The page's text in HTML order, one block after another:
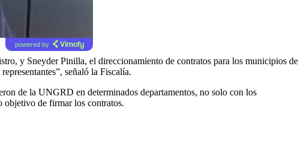
powered by
y Sneyder Pinilla, el direccionamiento de contratos para los municipios de
señaló la Fiscalía.
de la UNGRD en determinados departamentos, no solo con los
objetivo de firmar los contratos.